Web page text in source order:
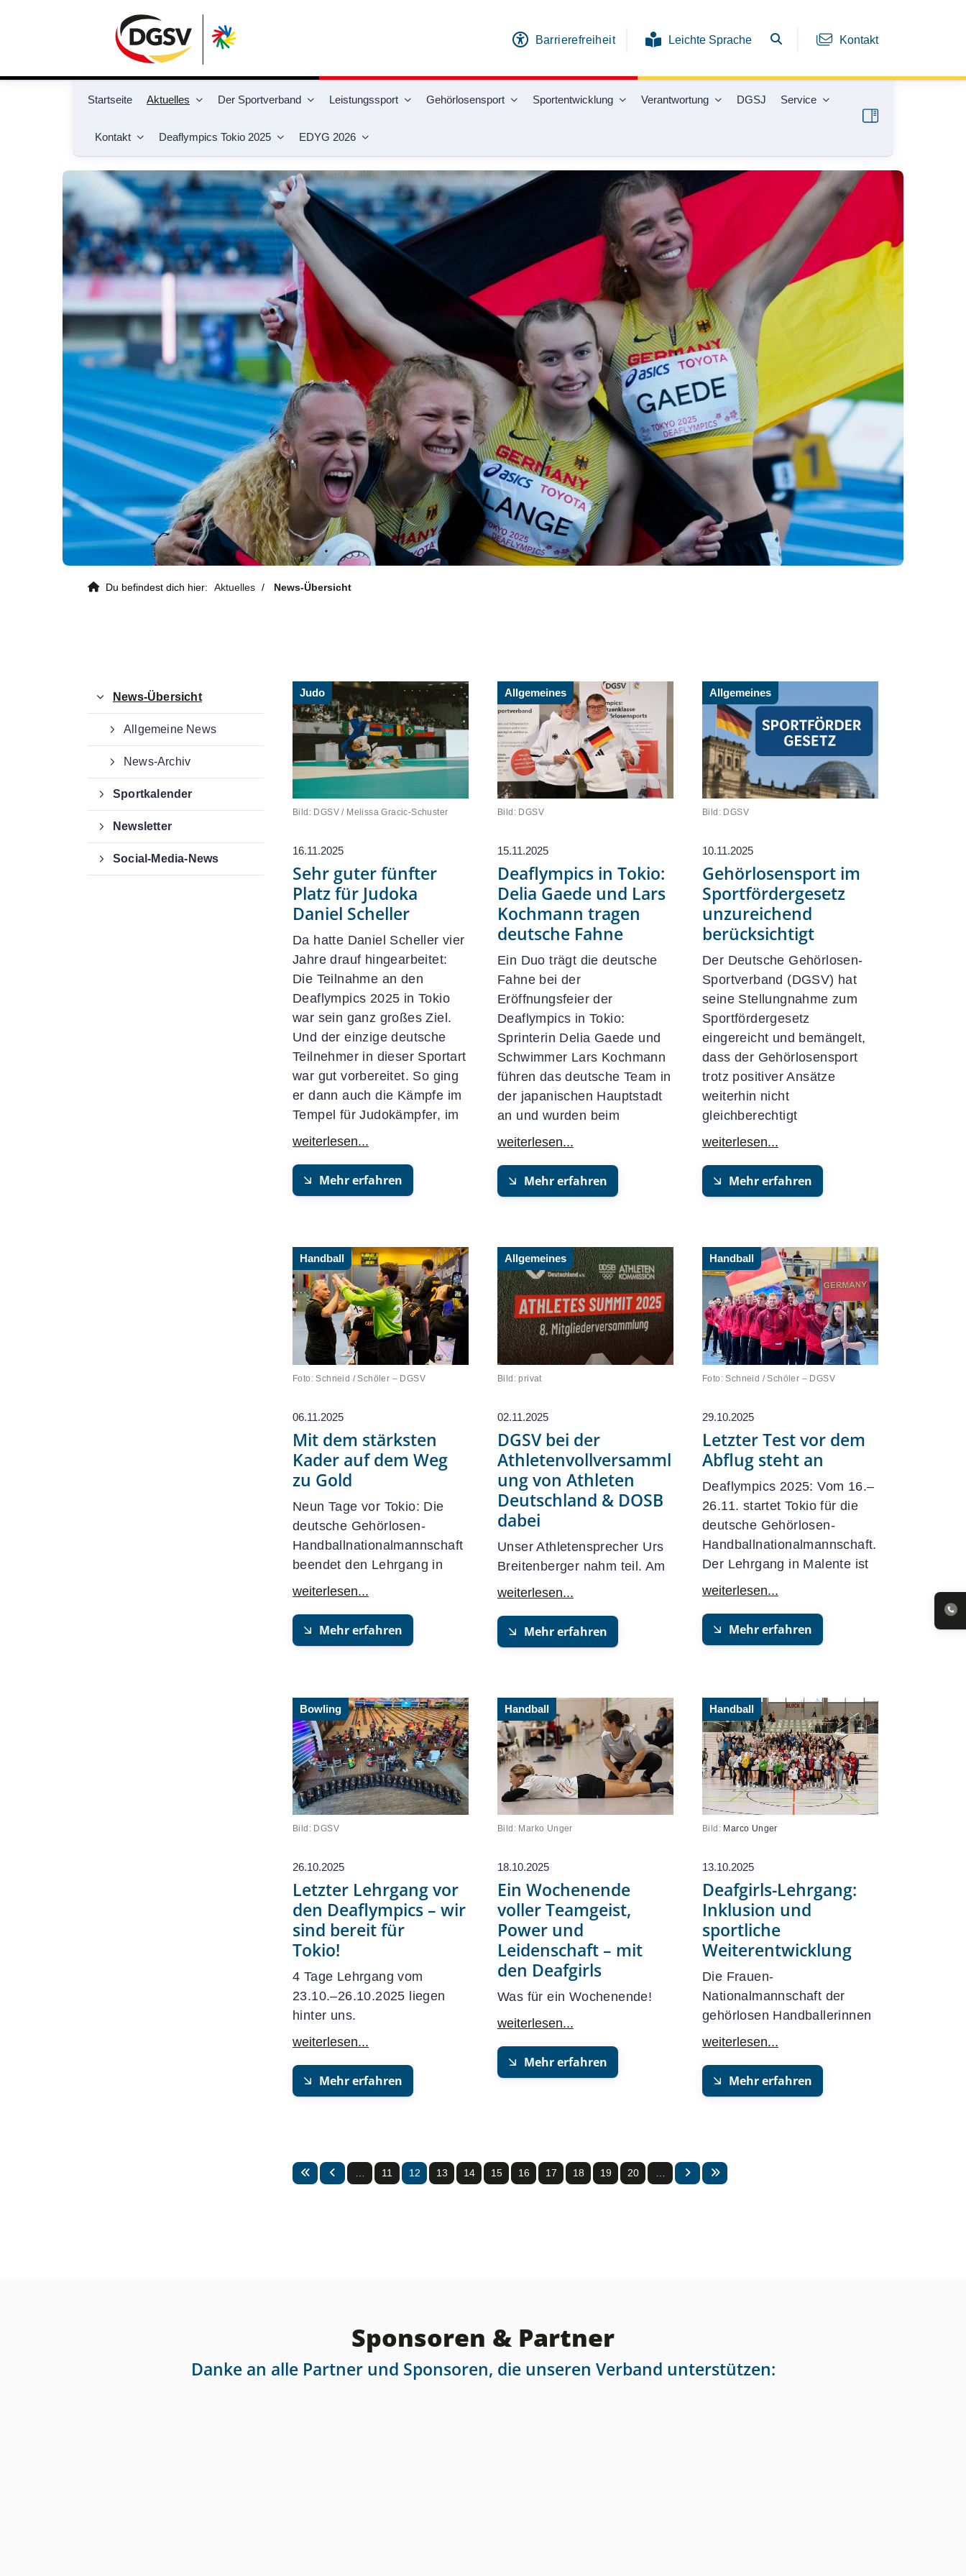
Barrierefreiheit Leichte Sprache Kontakt
Startseite Aktuelles Der Sportverband Leistungssport Gehörlosensport Sportentwicklung Verantwortung DGSJ Service
Kontakt Deaflympics Tokio 2025 EDYG 2026
Du befindest dich hier: Aktuelles News-Übersicht
Bild: DGSV / Melissa Gracic-Schuster
Judo
16.11.2025
Sehr guter fünfter
Platz für Judoka
Daniel Scheller
Da hatte Daniel Scheller vier
Jahre drauf hingearbeitet:
Die Teilnahme an den
Deaflympics 2025 in Tokio
war sein ganz großes Ziel.
Und der einzige deutsche
Teilnehmer in dieser Sportart
war gut vorbereitet. So ging
er dann auch die Kämpfe im
Tempel für Judokämpfer, im
Mehr erfahren
Bild: DGSV
Allgemeines
15.11.2025
Deaflympics in Tokio:
Delia Gaede und Lars
Kochmann tragen
deutsche Fahne
Ein Duo trägt die deutsche
Fahne bei der
Eröffnungsfeier der
Deaflympics in Tokio:
Sprinterin Delia Gaede und
Schwimmer Lars Kochmann
führen das deutsche Team in
der japanischen Hauptstadt
an und wurden beim
Mehr erfahren
Bild: DGSV
Allgemeines
10.11.2025
Gehörlosensport im
Sportfördergesetz
unzureichend
berücksichtigt
Der Deutsche Gehörlosen-
Sportverband (DGSV) hat
seine Stellungnahme zum
Sportfördergesetz
eingereicht und bemängelt,
dass der Gehörlosensport
trotz positiver Ansätze
weiterhin nicht
gleichberechtigt
Mehr erfahren
Foto: Schneid / Schöler – DGSV
Handball
06.11.2025
Mit dem stärksten
Kader auf dem Weg
zu Gold
Neun Tage vor Tokio: Die
deutsche Gehörlosen-
Handballnationalmannschaft
beendet den Lehrgang in
Mehr erfahren
Bild: privat
Allgemeines
02.11.2025
DGSV bei der
Athletenvollversamml
ung von Athleten
Deutschland & DOSB
dabei
Unser Athletensprecher Urs
Breitenberger nahm teil. Am
Mehr erfahren
Foto: Schneid / Schöler – DGSV
Handball
29.10.2025
Letzter Test vor dem
Abflug steht an
Deaflympics 2025: Vom 16.–
26.11. startet Tokio für die
deutsche Gehörlosen-
Handballnationalmannschaft.
Der Lehrgang in Malente ist
Mehr erfahren
Bild: DGSV
Bowling
26.10.2025
Letzter Lehrgang vor
den Deaflympics – wir
sind bereit für
Tokio!
4 Tage Lehrgang vom
23.10.–26.10.2025 liegen
hinter uns.
Mehr erfahren
Bild: Marko Unger
Handball
18.10.2025
Ein Wochenende
voller Teamgeist,
Power und
Leidenschaft – mit
den Deafgirls
Was für ein Wochenende!
Mehr erfahren
Bild: Marco Unger
Handball
13.10.2025
Deafgirls-Lehrgang:
Inklusion und
sportliche
Weiterentwicklung
Die Frauen-
Nationalmannschaft der
gehörlosen Handballerinnen
Mehr erfahren
… 11 12 13 14 15 16 17 18 19 20 …
News-Übersicht
Allgemeine News
News-Archiv
Sportkalender
Newsletter
Social-Media-News
Sponsoren & Partner
Danke an alle Partner und Sponsoren, die unseren Verband unterstützen:
Von-Hünefeld-Straße 12
50829 Köln
0221 650 867 20
office@dg-sv.de
Termine
Newsletter
Sportkalender
Social-Media-News
Sportdeutschland-News
Satzungen & Ordnungen
Richtlinien
Fragen & Antworten